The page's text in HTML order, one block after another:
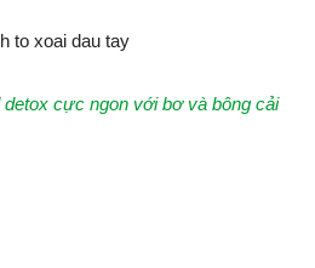
cực ngon với bơ và bông cải